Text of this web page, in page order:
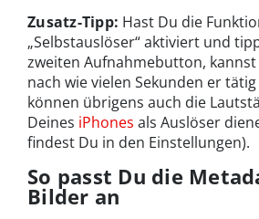
Zusatz-Tipp: Hast Du die
„Selbstauslöser“ aktiviert und
zweiten Aufnahmebutton, kannst
nach wie vielen Sekunden er
können übrigens auch die
Deines iPhones als Auslöser
findest Du in den Einstellungen).
So passt Du die
Bilder an